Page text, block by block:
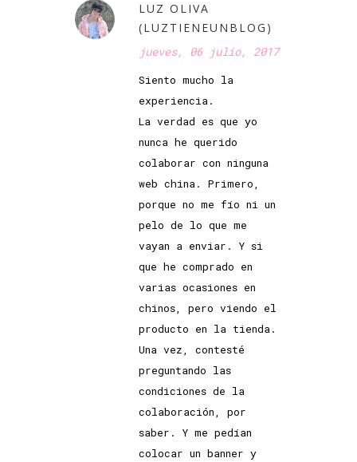
LUZ OLIVA
(LUZTIENEUNBLOG)
jueves, 06 julio, 2017
Siento mucho la
experiencia.
La verdad es que yo
nunca he querido
colaborar con ninguna
web china. Primero,
porque no me fío ni un
pelo de lo que me
vayan a enviar. Y si
que he comprado en
varias ocasiones en
chinos, pero viendo el
producto en la tienda.
Una vez, contesté
preguntando las
condiciones de la
colaboración, por
saber. Y me pedían
colocar un banner y